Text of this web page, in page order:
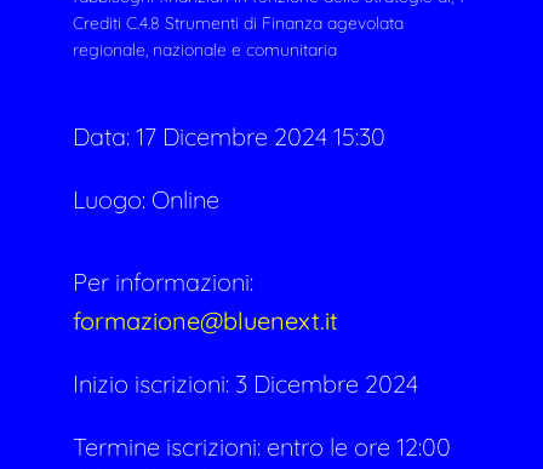
Crediti C.4.8 Strumenti di Finanza agevolata
regionale, nazionale e comunitaria
Data: 17 Dicembre 2024 15:30
Luogo: Online
Per informazioni:
formazione@bluenext.it
Inizio iscrizioni: 3 Dicembre 2024
Termine iscrizioni: entro le ore 12:00